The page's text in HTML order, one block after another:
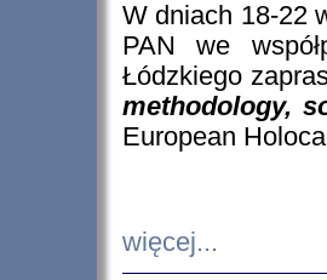
W dniach 18-22
PAN we
Łódzkiego
methodology,
European
więcej...